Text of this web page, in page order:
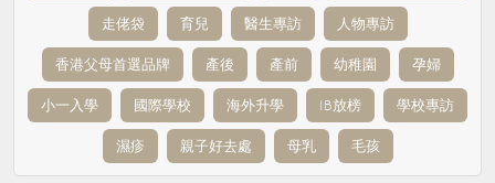
走佬袋 育兒 醫生專訪 人物專訪
香港父母首選品牌 產後 產前 幼稚園 孕婦
小一入學 國際學校 海外升學 IB放榜 學校專訪
濕疹 親子好去處 母乳 毛孩